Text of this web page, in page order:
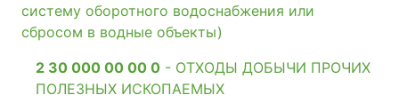
систему оборотного водоснабжения или
сбросом в водные объекты)
2 30 000 00 00 0 - ОТХОДЫ ДОБЫЧИ ПРОЧИХ
ПОЛЕЗНЫХ ИСКОПАЕМЫХ